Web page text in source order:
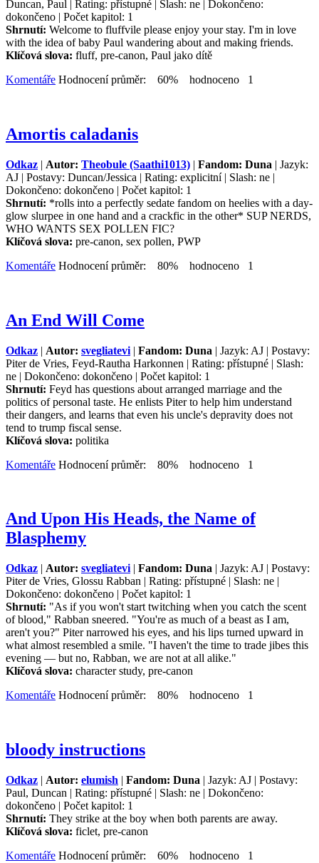
Duncan, Paul | Rating: přístupné | Slash: ne | Dokončeno:
dokončeno | Počet kapitol: 1
Shrnutí: Welcome to fluffvile please enjoy your stay. I'm in love
with the idea of baby Paul wandering about and making friends.
Klíčová slova: fluff, pre-canon, Paul jako dítě
Komentáře Hodnocení průměr: 60% hodnoceno 1
Amortis caladanis
Odkaz | Autor: Theobule (Saathi1013) | Fandom: Duna | Jazyk:
AJ | Postavy: Duncan/Jessica | Rating: explicitní | Slash: ne |
Dokončeno: dokončeno | Počet kapitol: 1
Shrnutí: *rolls into a perfectly sedate fandom on heelies with a day-
glow slurpee in one hand and a crackfic in the other* SUP NERDS,
WHO WANTS SEX POLLEN FIC?
Klíčová slova: pre-canon, sex pollen, PWP
Komentáře Hodnocení průměr: 80% hodnoceno 1
An End Will Come
Odkaz | Autor: svegliatevi | Fandom: Duna | Jazyk: AJ | Postavy:
Piter de Vries, Feyd-Rautha Harkonnen | Rating: přístupné | Slash:
ne | Dokončeno: dokončeno | Počet kapitol: 1
Shrnutí: Feyd has questions about arranged marriage and the
politics of personal taste. He enlists Piter to help him understand
their dangers, and learns that even his uncle's depravity does not
tend to trump fiscal sense.
Klíčová slova: politika
Komentáře Hodnocení průměr: 80% hodnoceno 1
And Upon His Heads, the Name of
Blasphemy
Odkaz | Autor: svegliatevi | Fandom: Duna | Jazyk: AJ | Postavy:
Piter de Vries, Glossu Rabban | Rating: přístupné | Slash: ne |
Dokončeno: dokončeno | Počet kapitol: 1
Shrnutí: "As if you won't start twitching when you catch the scent
of blood," Rabban sneered. "You're as much of a beast as I am,
aren't you?" Piter narrowed his eyes, and his lips turned upward in
what almost resembled a smile. "I haven't the time to trade jibes this
evening — but no, Rabban, we are not at all alike."
Klíčová slova: character study, pre-canon
Komentáře Hodnocení průměr: 80% hodnoceno 1
bloody instructions
Odkaz | Autor: elumish | Fandom: Duna | Jazyk: AJ | Postavy:
Paul, Duncan | Rating: přístupné | Slash: ne | Dokončeno:
dokončeno | Počet kapitol: 1
Shrnutí: They strike at the boy when both parents are away.
Klíčová slova: ficlet, pre-canon
Komentáře Hodnocení průměr: 60% hodnoceno 1